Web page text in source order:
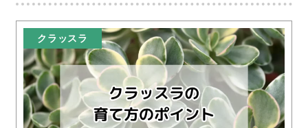
クラッスラ